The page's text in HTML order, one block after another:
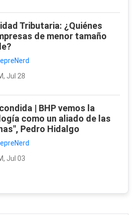
Tributaria: ¿Quiénes
de menor tamaño
Jul 28
| BHP vemos la
como un aliado de las
Pedro Hidalgo
Jul 03